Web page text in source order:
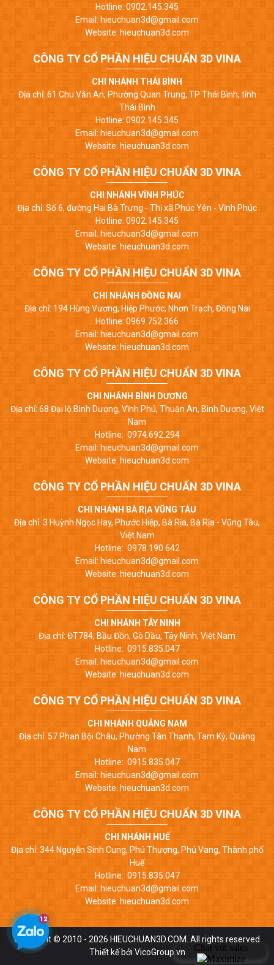
Hotline: 0902.145.345
Email: hieuchuan3d@gmail.com
Website: hieuchuan3d.com
CÔNG TY CỔ PHẦN HIỆU CHUẨN 3D VINA
CHI NHÁNH THÁI BÌNH
Địa chỉ: 61 Chu Văn An, Phường Quan Trung, TP Thái Bình, tỉnh
Thái Bình
Hotline: 0902.145.345
Email: hieuchuan3d@gmail.com
Website: hieuchuan3d.com
CÔNG TY CỔ PHẦN HIỆU CHUẨN 3D VINA
CHI NHÁNH VĨNH PHÚC
Địa chỉ: Số 6, đường Hai Bà Trưng - Thị xã Phúc Yên - Vĩnh Phúc
Hotline: 0902.145.345
Email: hieuchuan3d@gmail.com
Website: hieuchuan3d.com
CÔNG TY CỔ PHẦN HIỆU CHUẨN 3D VINA
CHI NHÁNH ĐỒNG NAI
Địa chỉ: 194 Hùng Vương, Hiệp Phước, Nhơn Trạch, Đồng Nai
Hotline: 0969.752.366
Email: hieuchuan3d@gmail.com
Website: hieuchuan3d.com
CÔNG TY CỔ PHẦN HIỆU CHUẨN 3D VINA
CHI NHÁNH BÌNH DƯƠNG
Địa chỉ: 68 Đại lộ Bình Dương, Vĩnh Phú, Thuận An, Bình Dương, Việt
Nam
Hotline: 0974.692.294
Email: hieuchuan3d@gmail.com
Website: hieuchuan3d.com
CÔNG TY CỔ PHẦN HIỆU CHUẨN 3D VINA
CHI NHÁNH BÀ RỊA VŨNG TÀU
Địa chỉ: 3 Huỳnh Ngọc Hay, Phước Hiệp, Bà Rịa, Bà Rịa - Vũng Tàu,
Việt Nam
Hotline: 0978.190.642
Email: hieuchuan3d@gmail.com
Website: hieuchuan3d.com
CÔNG TY CỔ PHẦN HIỆU CHUẨN 3D VINA
CHI NHÁNH TÂY NINH
Địa chỉ: ĐT784, Bầu Đồn, Gò Dầu, Tây Ninh, Việt Nam
Hotline: 0915.835.047
Email: hieuchuan3d@gmail.com
Website: hieuchuan3d.com
CÔNG TY CỔ PHẦN HIỆU CHUẨN 3D VINA
CHI NHÁNH QUẢNG NAM
Địa chỉ: 57 Phan Bội Châu, Phường Tân Thạnh, Tam Kỳ, Quảng
Nam
Hotline: 0915.835.047
Email: hieuchuan3d@gmail.com
Website: hieuchuan3d.com
CÔNG TY CỔ PHẦN HIỆU CHUẨN 3D VINA
CHI NHÁNH HUẾ
Địa chỉ: 344 Nguyễn Sinh Cung, Phú Thượng, Phú Vang, Thành phố
Huế
Hotline: 0915.835.047
Email: hieuchuan3d@gmail.com
Website: hieuchuan3d.com
Copyright © 2010 - 2026 HIEUCHUAN3D.COM. All rights reserved
Thiết kế bởi VicoGroup.vn